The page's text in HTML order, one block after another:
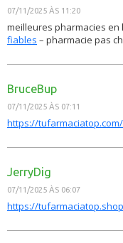
07/11/2025 ÀS 11:20
meilleures pharmacies en
fiables – pharmacie pas
BruceBup
07/11/2025 ÀS 07:11
https://
JerryDig
07/11/2025 ÀS 06:07
https://